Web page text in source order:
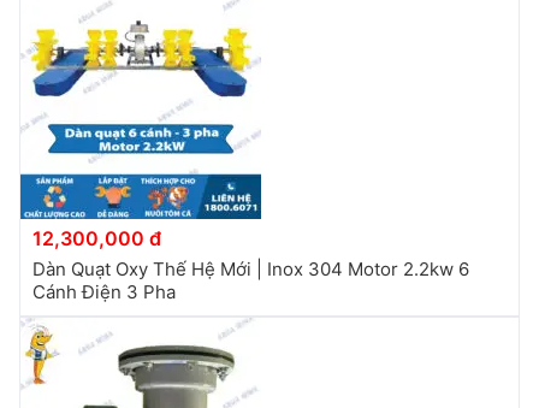
12,300,000 đ
Dàn Quạt Oxy Thế Hệ Mới | Inox 304 Motor 2.2kw 6
Cánh Điện 3 Pha